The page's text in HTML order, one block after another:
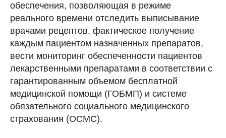
обеспечения, позволяющая в режиме
реального времени отследить выписывание
врачами рецептов, фактическое получение
каждым пациентом назначенных препаратов,
вести мониторинг обеспеченности пациентов
лекарственными препаратами в соответствии с
гарантированным объемом бесплатной
медицинской помощи (ГОБМП) и системе
обязательного социального медицинского
страхования (ОСМС).